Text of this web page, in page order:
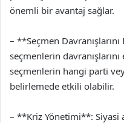
önemli bir avantaj sağlar.
– **Seçmen
seçmenlerin
seçmenlerin hangi parti
belirlemede etkili olabilir.
– **Kriz Yönetimi**: Siyasi